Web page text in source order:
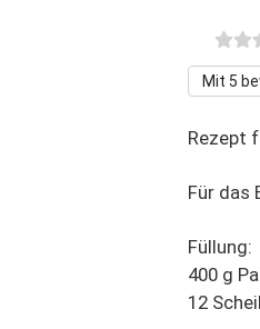
Bitte
Rezept
Für das
Füllung:
400 g
12